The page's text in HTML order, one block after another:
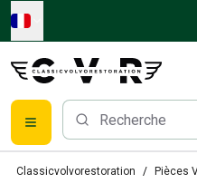
Skip to main content
Classicvolvorestoration Pièces